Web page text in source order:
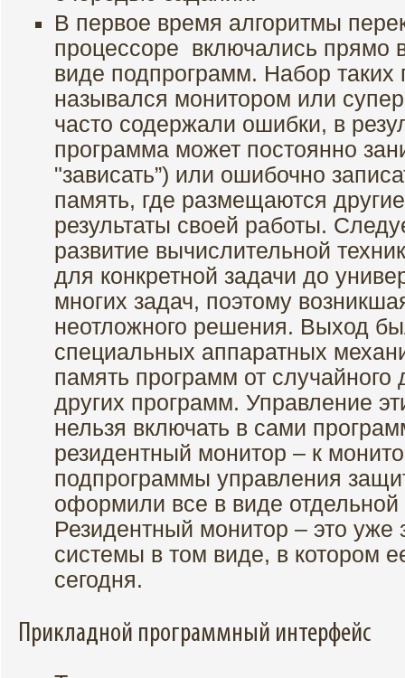
В первое время алгоритмы
процессоре включались прямо
виде подпрограмм. Набор таких
назывался монитором или
часто содержали ошибки, в
программа может постоянно
"зависать”) или ошибочно
память, где размещаются
результаты своей работы.
развитие вычислительной
для конкретной задачи до
многих задач, поэтому
неотложного решения. Выход
специальных аппаратных
память программ от случайного
других программ. Управление
нельзя включать в сами
резидентный монитор – к
подпрограммы управления
оформили все в виде
Резидентный монитор – это уже
системы в том виде, в котором
сегодня.
Прикладной программный интерфейс